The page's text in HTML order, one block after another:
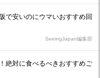
で安いのにウマいおすすめ回
SeeingJapan編集部
絶対に食べるべきおすすめご